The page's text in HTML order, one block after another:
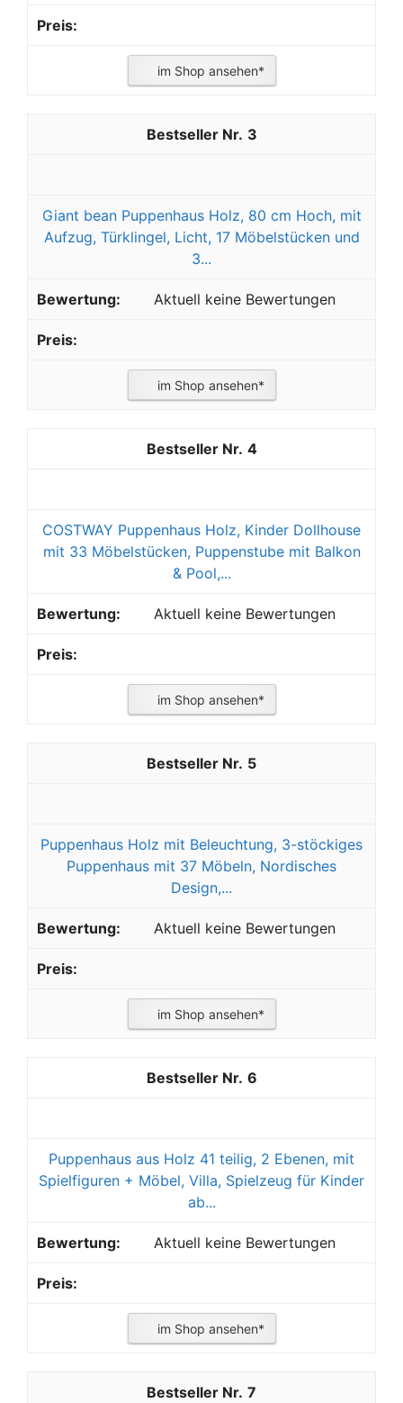
im Shop ansehen*
3
Giant bean Puppenhaus Holz, 80 cm Hoch, mit
Aufzug, Türklingel, Licht, 17 Möbelstücken und
3...
Aktuell keine Bewertungen
im Shop ansehen*
4
COSTWAY Puppenhaus Holz, Kinder Dollhouse
mit 33 Möbelstücken, Puppenstube mit Balkon
& Pool,...
Aktuell keine Bewertungen
im Shop ansehen*
5
Puppenhaus Holz mit Beleuchtung, 3-stöckiges
Puppenhaus mit 37 Möbeln, Nordisches
Design,...
Aktuell keine Bewertungen
im Shop ansehen*
6
Puppenhaus aus Holz 41 teilig, 2 Ebenen, mit
Spielfiguren + Möbel, Villa, Spielzeug für Kinder
ab...
Aktuell keine Bewertungen
im Shop ansehen*
7